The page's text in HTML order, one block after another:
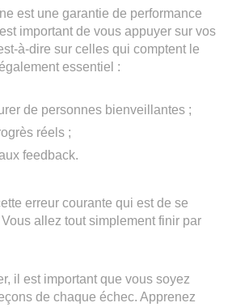
est une garantie de performance
important de vous appuyer sur vos
à-dire sur celles qui comptent le
essentiel :
de personnes bienveillantes ;
réels ;
feedback.
erreur courante qui est de se
allez tout simplement finir par
il est important que vous soyez
de chaque échec. Apprenez